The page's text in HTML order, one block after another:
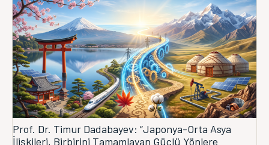
Prof. Dr. Timur Dadabayev: “Japonya-Orta Asya
İlişkileri, Birbirini Tamamlayan Güçlü Yönlere